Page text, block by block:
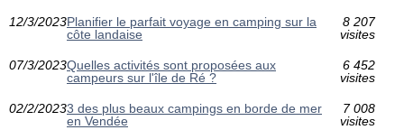
12/3/2023Planifier le parfait voyage en camping sur la
côte landaise
8 207
visites
07/3/2023Quelles activités sont proposées aux
campeurs sur l'île de Ré ?
6 452
visites
02/2/20233 des plus beaux campings en borde de mer
en Vendée
7 008
visites